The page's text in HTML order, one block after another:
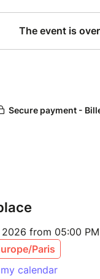
2026 from 05:00
Paris
calendar